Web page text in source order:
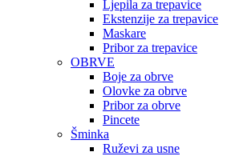
Ljepila za trepavice
Ekstenzije za trepavice
Maskare
Pribor za trepavice
OBRVE
Boje za obrve
Olovke za obrve
Pribor za obrve
Pincete
Šminka
Ruževi za usne